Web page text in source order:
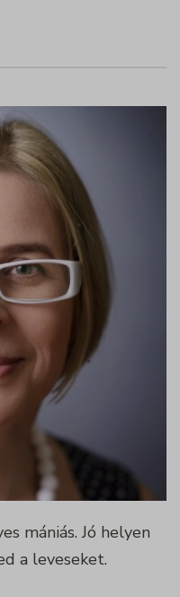
mániás. Jó helyen
a leveseket.